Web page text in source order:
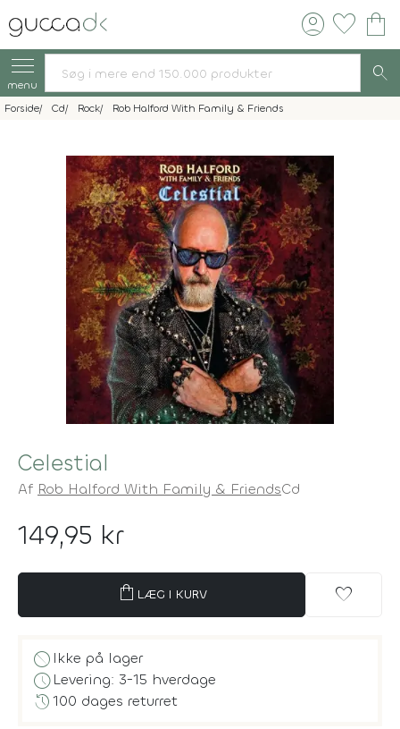
account_circle favorite shopping_bag
menu search
Forside Cd Rock Rob Halford With Family & Friends
Celestial
Af Rob Halford With Family & FriendsCd
149,95 kr
shopping_bag LÆG I KURV favorite
block Ikke på lager
scheduleLevering: 3-15 hverdage
history100 dages returret